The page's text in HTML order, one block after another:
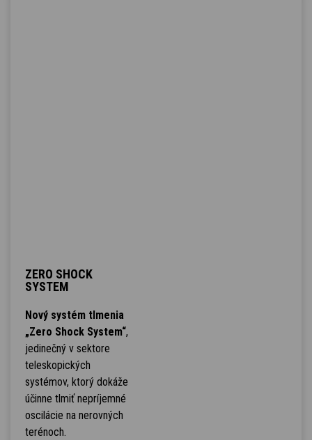
ZERO SHOCK
SYSTEM
Nový systém tlmenia
„Zero Shock System“,
jedinečný v sektore
teleskopických
systémov, ktorý dokáže
účinne tlmiť nepríjemné
oscilácie na nerovných
terénoch.